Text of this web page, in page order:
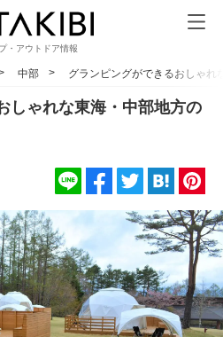
・アウトドア情報
中部 グランピングができるおしゃれ
しゃれな東海・中部地方の